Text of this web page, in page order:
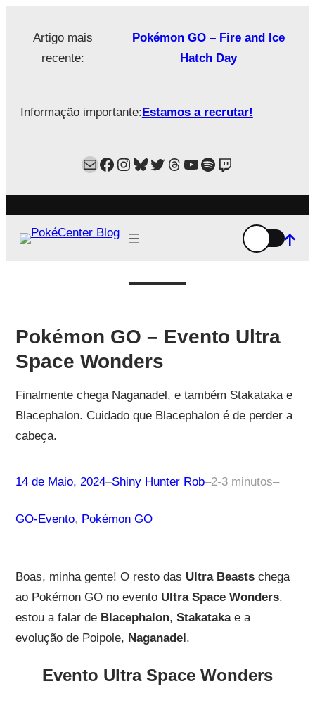
Artigo mais
recente:
Pokémon GO – Fire and Ice
Hatch Day
Informação importante:Estamos a recrutar!
MailFacebook
Instagram
Bluesky
Twitter
Estamos no Threads!
YouTube
Spotify
Twitch
Pokémon GO – Evento Ultra
Space Wonders
Finalmente chega Naganadel, e também Stakataka e
Blacephalon. Cuidado que Blacephalon é de perder a
cabeça.
14 de Maio, 2024–Shiny Hunter Rob–2-3 minutos–
GO-Evento, Pokémon GO
Boas, minha gente! O resto das Ultra Beastschega
ao Pokémon GO no evento Ultra Space Wonders.
estou a falar de Blacephalon, Stakataka e a
evolução de Poipole, Naganadel.
Evento Ultra Space Wonders